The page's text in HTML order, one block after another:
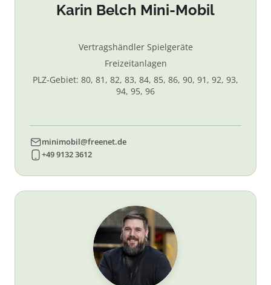
Karin Belch Mini-Mobil
Vertragshändler Spielgeräte
Freizeitanlagen
PLZ-Gebiet: 80, 81, 82, 83, 84, 85, 86, 90, 91, 92, 93,
94, 95, 96
minimobil@freenet.de
+49 9132 3612